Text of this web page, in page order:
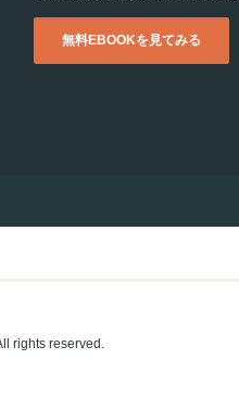
無料EBOOKを見てみる
rights reserved.